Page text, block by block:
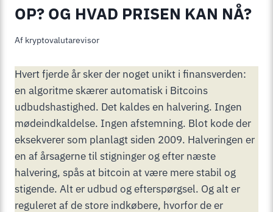
OP? OG HVAD PRISEN KAN NÅ?
Af kryptovalutarevisor
Hvert fjerde år sker der noget unikt i finansverden:
en algoritme skærer automatisk i Bitcoins
udbudshastighed. Det kaldes en halvering. Ingen
mødeindkaldelse. Ingen afstemning. Blot kode der
eksekverer som planlagt siden 2009. Halveringen er
en af årsagerne til stigninger og efter næste
halvering, spås at bitcoin at være mere stabil og
stigende. Alt er udbud og efterspørgsel. Og alt er
reguleret af de store indkøbere, hvorfor de er